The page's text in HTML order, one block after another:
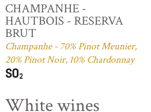
CHAMPANHE -
HAUTBOIS - RESERVA
BRUT
Champanhe - 70% Pinot Meunier,
20% Pinot Noir, 10% Chardonnay
White wines